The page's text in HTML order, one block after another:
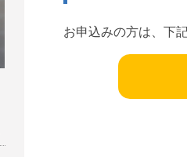
お申込みの方は、下